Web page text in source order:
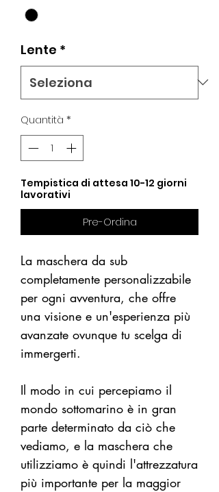
Lente *
Quantità *
Tempistica di attesa 10-12 giorni
lavorativi
Pre-Ordina
La maschera da sub
completamente personalizzabile
per ogni avventura, che offre
una visione e un'esperienza più
avanzate ovunque tu scelga di
immergerti.
Il modo in cui percepiamo il
mondo sottomarino è in gran
parte determinato da ciò che
vediamo, e la maschera che
utilizziamo è quindi l'attrezzatura
più importante per la maggior